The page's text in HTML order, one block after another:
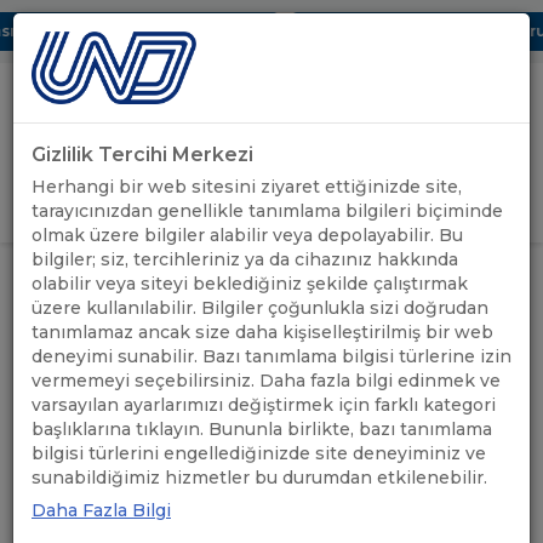
Dijital UBAK Bölümü Hakkında UND, Yunanistan Vize
Uluslararası Nakliyeciler Derneği
GİRİŞ YAP
ANASAYFA /
ÖNEMLİ
DUYURULAR
/ RUSYA GEÇİŞ BELGELERİ
HAKKINDA BİLGİLENDİRME
RUSYA GEÇİŞ BELGELERİ
HAKKINDA BİLGİLENDİRME
14.03.2023 A+ A-
Malumları olduğu üzere Ulaştırma ve Altyapı
Gizlilik Tercihi Merkezi
Herhangi bir web sitesini ziyaret ettiğinizde site,
tarayıcınızdan genellikle tanımlama bilgileri biçiminde
olmak üzere bilgiler alabilir veya depolayabilir. Bu
bilgiler; siz, tercihleriniz ya da cihazınız hakkında
olabilir veya siteyi beklediğiniz şekilde çalıştırmak
üzere kullanılabilir. Bilgiler çoğunlukla sizi doğrudan
tanımlamaz ancak size daha kişiselleştirilmiş bir web
deneyimi sunabilir. Bazı tanımlama bilgisi türlerine izin
vermemeyi seçebilirsiniz. Daha fazla bilgi edinmek ve
varsayılan ayarlarımızı değiştirmek için farklı kategori
başlıklarına tıklayın. Bununla birlikte, bazı tanımlama
bilgisi türlerini engellediğinizde site deneyiminiz ve
sunabildiğimiz hizmetler bu durumdan etkilenebilir.
Daha Fazla Bilgi